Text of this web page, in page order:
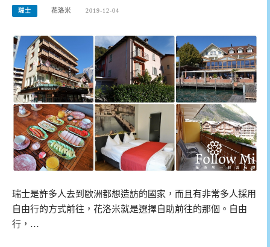
瑞士 花洛米 2019-12-04
瑞士是許多人去到歐洲都想造訪的國家，而且有非常多人採用
自由行的方式前往，花洛米就是選擇自助前往的那個。自由
行，…